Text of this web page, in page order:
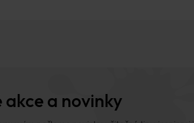
a novinky